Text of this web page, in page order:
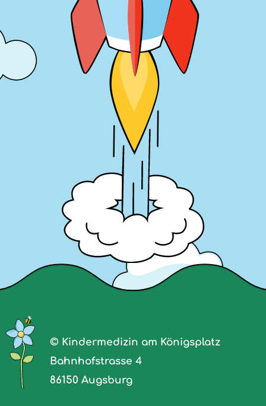
© Kindermedizin am Königsplatz
Bahnhofstrasse 4
86150 Augsburg